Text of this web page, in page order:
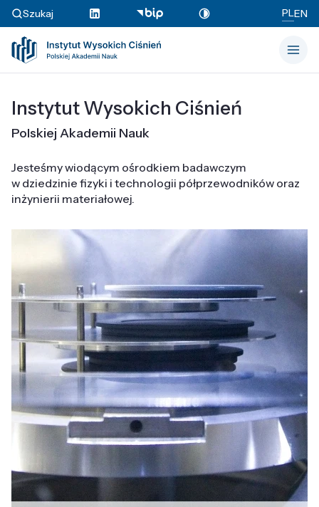
Szukaj PLEN
Instytut Wysokich Ciśnień
Polskiej Akademii Nauk
Jesteśmy wiodącym ośrodkiem badawczym
w dziedzinie fizyki i technologii półprzewodników oraz
inżynierii materiałowej.